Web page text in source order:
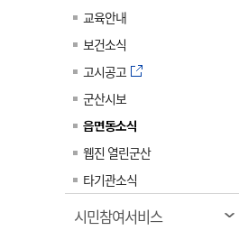
찾아오시는길
찾아오시는길
찾아오시는길
찾아오시는길
찾아오시는길
찾아오시는길
찾아오시는길
찾아오시는길
교육안내
보건소식
고시공고
군산시보
읍면동소식
웹진 열린군산
타기관소식
시민참여서비스열